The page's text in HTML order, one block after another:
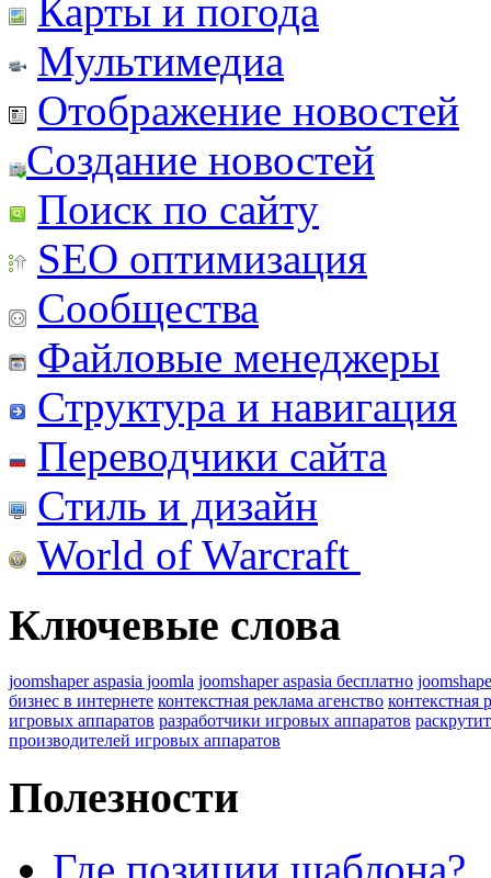
Карты и погода
Мультимедиа
Отображение новостей
Создание новостей
Поиск по сайту
SEO оптимизация
Сообщества
Файловые менеджеры
Структура и навигация
Переводчики сайта
Стиль и дизайн
World of Warcraft
Ключевые слова
joomshaper aspasia joomla joomshaper aspasia бесплатно
бизнес в интернете контекстная реклама агенство контекстная
игровых аппаратов разработчики игровых аппаратов
производителей игровых аппаратов
Полезности
Где позиции шаблона?